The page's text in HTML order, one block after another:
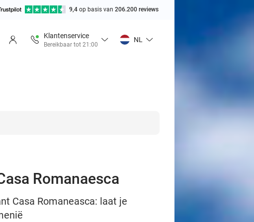
9,4 op basis van 206.200 reviews
Klantenservice
Bereikbaar tot 21:00
NL
Romanaesca
Casa Romaneasca: laat je